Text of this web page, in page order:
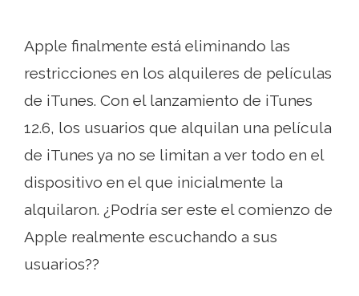
Apple finalmente está eliminando las
restricciones en los alquileres de películas
de iTunes. Con el lanzamiento de iTunes
12.6, los usuarios que alquilan una película
de iTunes ya no se limitan a ver todo en el
dispositivo en el que inicialmente la
alquilaron. ¿Podría ser este el comienzo de
Apple realmente escuchando a sus
usuarios??